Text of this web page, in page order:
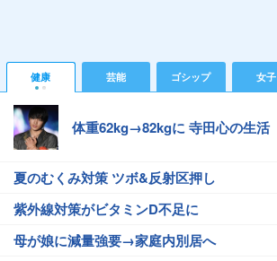
健康 芸能 ゴシップ 女子
体重62kg→82kgに 寺田心の生活
夏のむくみ対策 ツボ&反射区押し
紫外線対策がビタミンD不足に
母が娘に減量強要→家庭内別居へ